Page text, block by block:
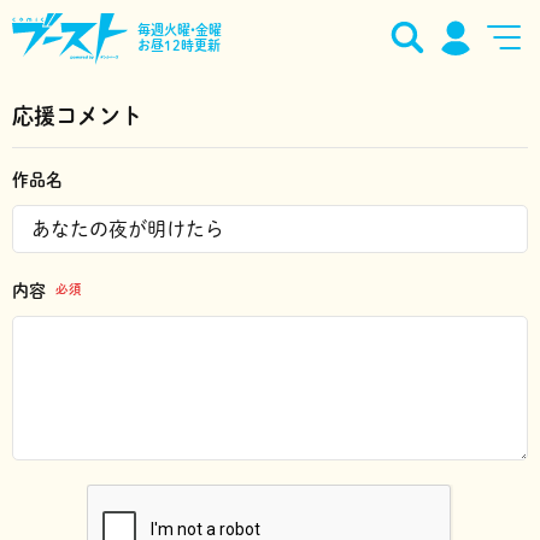
毎週火曜•金曜
お昼12時更新
応援コメント
作品名
内容